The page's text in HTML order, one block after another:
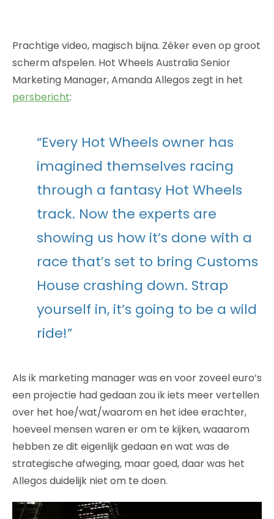
Prachtige video, magisch bijna. Zéker even op groot
scherm afspelen. Hot Wheels Australia Senior
Marketing Manager, Amanda Allegos zegt in het
persbericht:
“Every Hot Wheels owner has
imagined themselves racing
through a fantasy Hot Wheels
track. Now the experts are
showing us how it’s done with a
race that’s set to bring Customs
House crashing down. Strap
yourself in, it’s going to be a wild
ride!”
Als ik marketing manager was en voor zoveel euro’s
een projectie had gedaan zou ik iets meer vertellen
over het hoe/wat/waarom en het idee erachter,
hoeveel mensen waren er om te kijken, waaarom
hebben ze dit eigenlijk gedaan en wat was de
strategische afweging, maar goed, daar was het
Allegos duidelijk niet om te doen.